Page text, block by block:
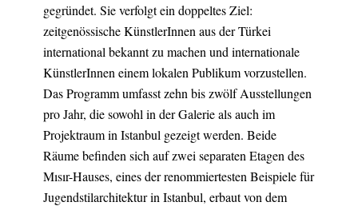
gegründet. Sie verfolgt ein doppeltes Ziel:
zeitgenössische KünstlerInnen aus der Türkei
international bekannt zu machen und internationale
KünstlerInnen einem lokalen Publikum vorzustellen.
Das Programm umfasst zehn bis zwölf Ausstellungen
pro Jahr, die sowohl in der Galerie als auch im
Projektraum in Istanbul gezeigt werden. Beide
Räume befinden sich auf zwei separaten Etagen des
Mısır-Hauses, eines der renommiertesten Beispiele für
Jugendstilarchitektur in Istanbul, erbaut von dem